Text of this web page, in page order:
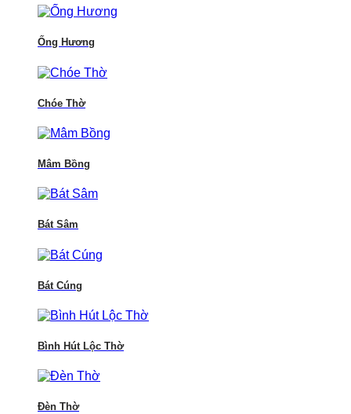
Ống Hương
Chóe Thờ
Mâm Bồng
Bát Sâm
Bát Cúng
Bình Hút Lộc Thờ
Đèn Thờ